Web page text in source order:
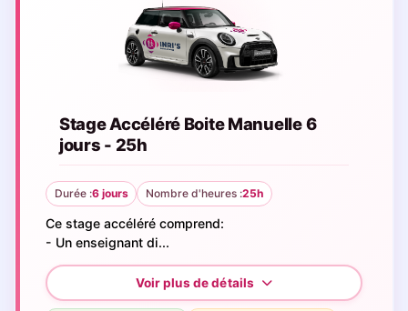
Stage Accéléré Boite Manuelle 6
jours - 25h
Durée :6 jours Nombre d'heures :25h
Ce stage accéléré comprend:
- Un enseignant di...